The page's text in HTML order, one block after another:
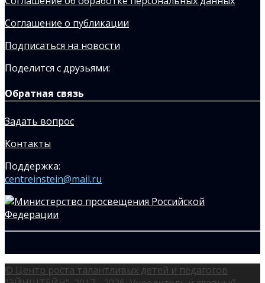
Соглашение о публикации
Подписаться на новости
Поделится с друзьями:
Обратная связь
Задать вопрос
Контакты
Поддержка:
centreinstein@mail.ru
© Центр роста талантливых детей и педагогов